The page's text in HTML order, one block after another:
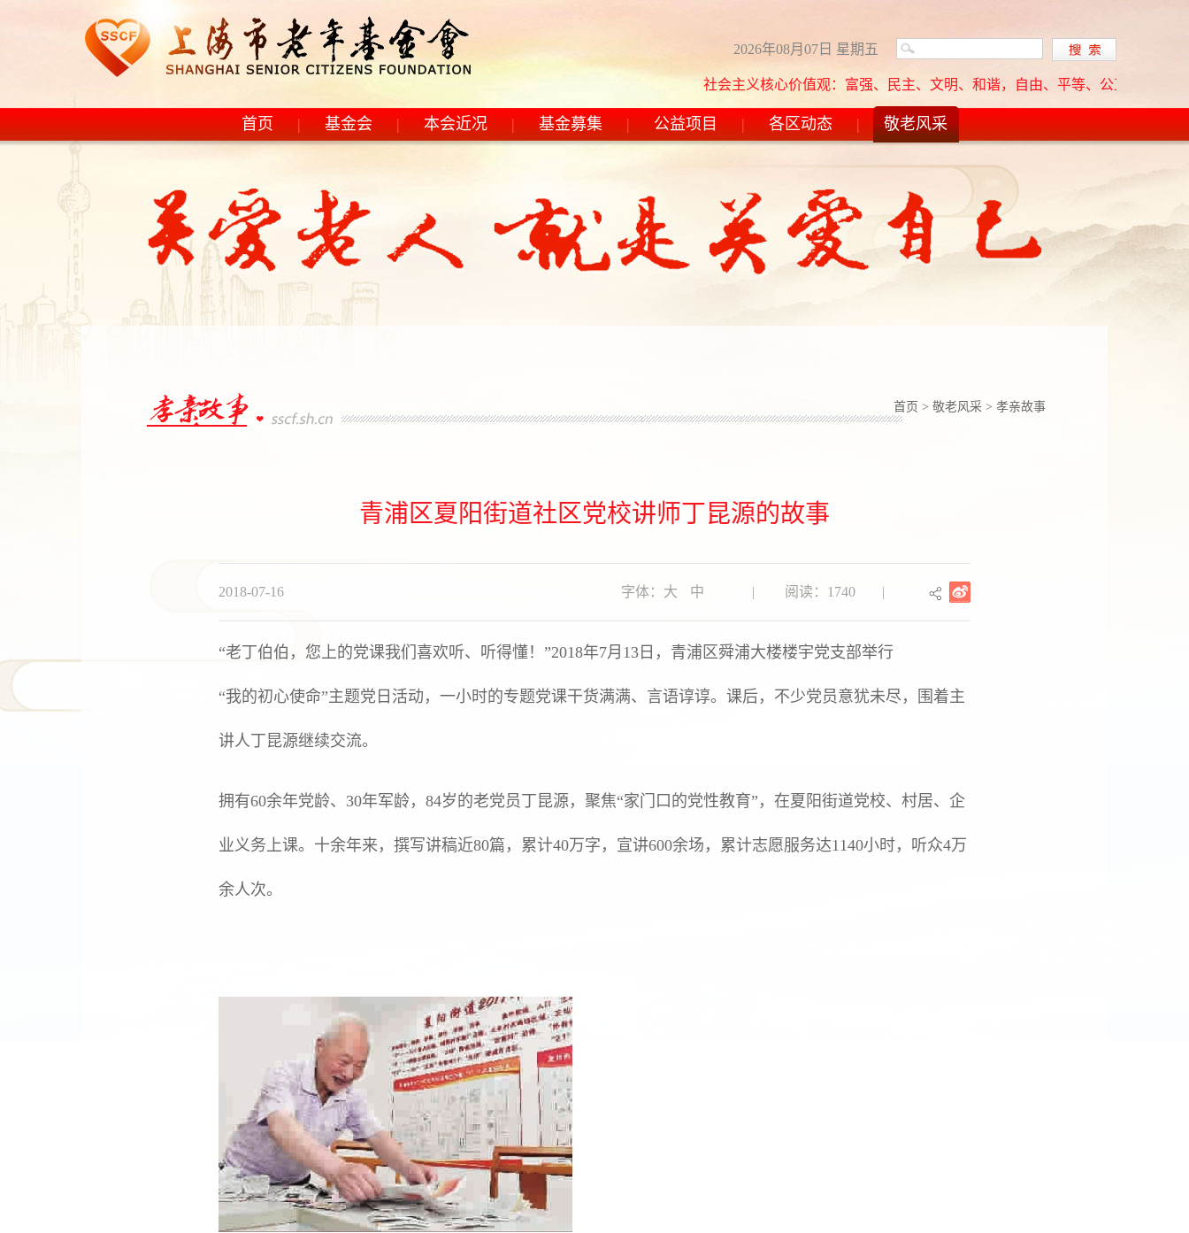
2026年08月07日 星期五
社会主义核心价值观：富强、民主、文明、和谐，自由、平等、公正、法治，爱国、
首页 | 基金会 | 本会近况 | 基金募集 | 公益项目 | 各区动态 | 敬老风采
首页 > 敬老风采 > 孝亲故事
青浦区夏阳街道社区党校讲师丁昆源的故事
2018-07-16 字体： 大 中 | 阅读：1740 |
“老丁伯伯，您上的党课我们喜欢听、听得懂！”2018年7月13日，青浦区舜浦大楼楼宇党支部举行
“我的初心使命”主题党日活动，一小时的专题党课干货满满、言语谆谆。课后，不少党员意犹未尽，围着主
讲人丁昆源继续交流。
拥有60余年党龄、30年军龄，84岁的老党员丁昆源，聚焦“家门口的党性教育”，在夏阳街道党校、村居、企
业义务上课。十余年来，撰写讲稿近80篇，累计40万字，宣讲600余场，累计志愿服务达1140小时，听众4万
余人次。